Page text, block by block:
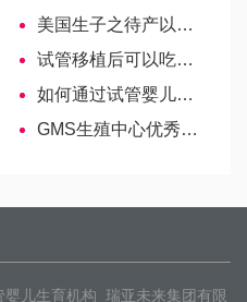
美国生子之待产以及回国事项
试管移植后可以吃红枣么？这些好处你可以看看！
如何通过试管婴儿摆脱输卵管积水带来的不孕困扰？
GMS生殖中心优秀的妇产科专家—Anna Morozova
婴儿生育机构 瑞亚未来集团有限